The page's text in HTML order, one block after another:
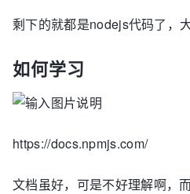
剩下的就都是nodejs代码了，
如何学习
https://docs.npmjs.com/
文档虽好，可是不好理解啊，